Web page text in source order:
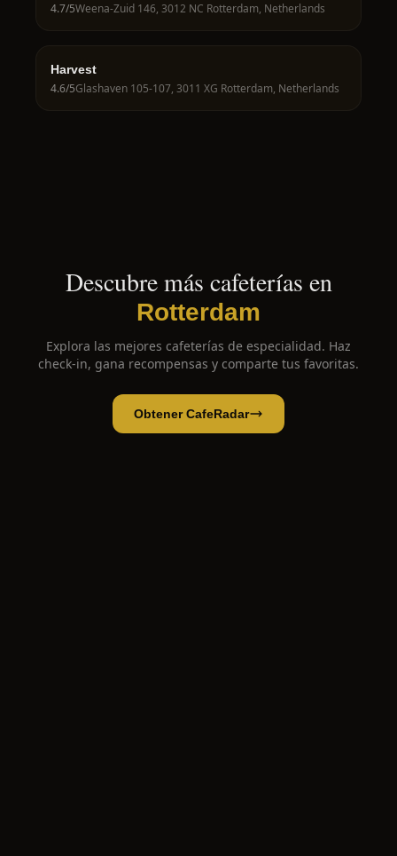
4.7/5Weena-Zuid 146, 3012 NC Rotterdam, Netherlands
Harvest
4.6/5Glashaven 105-107, 3011 XG Rotterdam, Netherlands
Descubre más cafeterías en
Rotterdam
Explora las mejores cafeterías de especialidad. Haz
check-in, gana recompensas y comparte tus favoritas.
Obtener CafeRadar